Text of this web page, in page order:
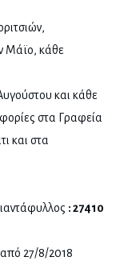
Μάϊο, κάθε
και κάθε
στα Γραφεία
και στα
: 27410
27/8/2018